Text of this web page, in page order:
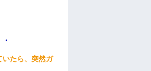
いたら、突然ガ